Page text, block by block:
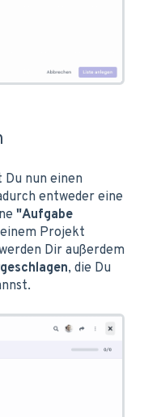
nun einen
entweder eine
"Aufgabe
Projekt
Dir außerdem
, die Du